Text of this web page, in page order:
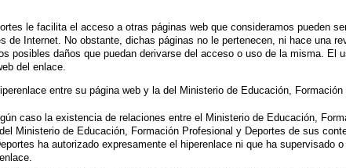
le facilita el acceso a otras páginas web que consideramos pueden
de Internet. No obstante, dichas páginas no le pertenecen, ni hace una
posibles daños que puedan derivarse del acceso o uso de la misma.
del enlace.
entre su página web y la del Ministerio de Educación,
caso la existencia de relaciones entre el Ministerio de Educación,
Ministerio de Educación, Formación Profesional y Deportes de sus
ha autorizado expresamente el hiperenlace ni que ha